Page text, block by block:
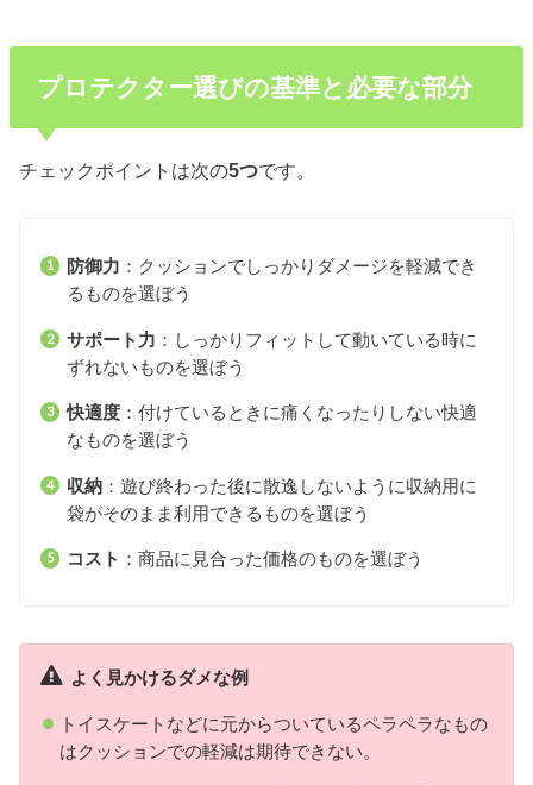
プロテクター選びの基準と必要な部分
チェックポイントは次の5つです。
防御力 ：クッションでしっかりダメージを軽減でき
るものを選ぼう
サポート力 ：しっかりフィットして動いている時に
ずれないものを選ぼう
快適度：付けているときに痛くなったりしない快適
なものを選ぼう
収納：遊び終わった後に散逸しないように収納用に
袋がそのまま利用できるものを選ぼう
コスト ：商品に見合った価格のものを選ぼう
よく見かけるダメな例
トイスケートなどに元からついているペラペラなもの
はクッションでの軽減は期待できない。